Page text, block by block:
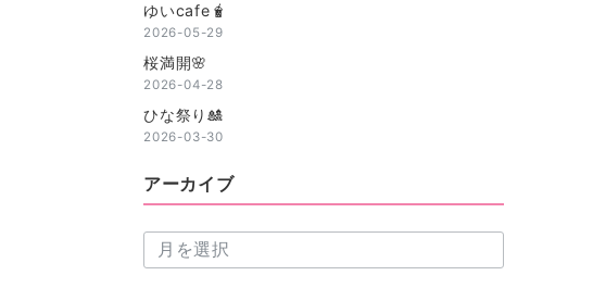
ゆいcafe🧋
2026-05-29
桜満開🌸
2026-04-28
ひな祭り🎎
2026-03-30
アーカイブ
ー